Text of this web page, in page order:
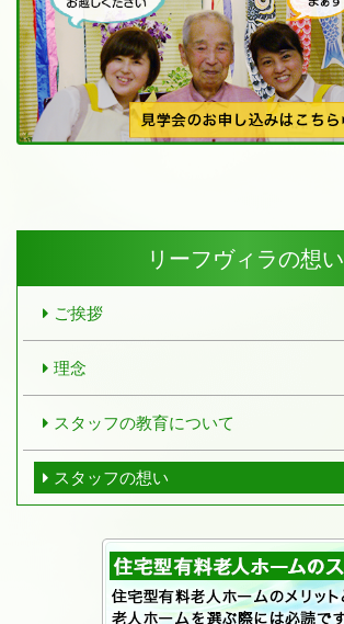
リーフヴィラの想い
ご挨拶
理念
スタッフの教育について
スタッフの想い